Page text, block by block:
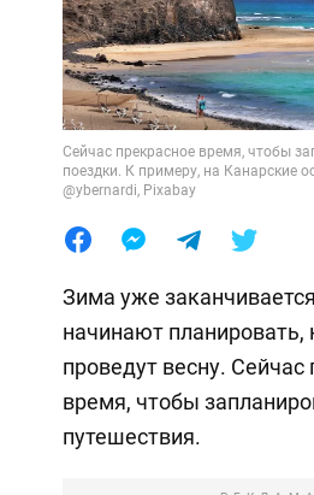
Сейчас прекрасное время, чтобы
поездки. К примеру, на Канарские
@ybernardi, Pixabay
Зима уже
начинают планировать,
проведут весну. Сейчас
время, чтобы
путешествия.